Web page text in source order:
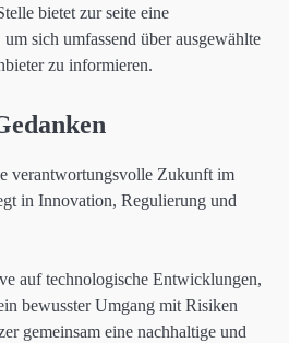
bietet zur seite eine
sich umfassend über ausgewählte
zu informieren.
verantwortungsvolle Zukunft im
in Innovation, Regulierung und
auf technologische Entwicklungen,
bewusster Umgang mit Risiken
gemeinsam eine nachhaltige und